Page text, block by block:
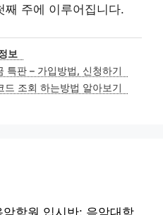
째 주에 이루어집니다.
보
특판 – 가입방법, 신청하기
드 조회 하는방법 알아보기
학원 입시반: 음악대학